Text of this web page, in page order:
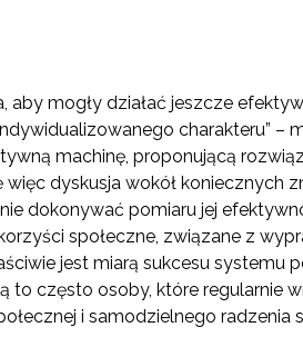
mogły działać jeszcze
charakteru” –
machinę, proponującą
dyskusja wokół koniecznych
dokonywać pomiaru jej
społeczne, związane z
jest miarą sukcesu systemu
często osoby, które regularnie
i samodzielnego radzenia